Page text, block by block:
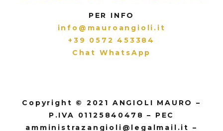
PER INFO
info@mauroangioli.it
+39 0572 453384
Chat WhatsApp
Copyright © 2021 ANGIOLI MAURO –
P.IVA 01125840478 – PEC
amministrazangioli@legalmail.it –